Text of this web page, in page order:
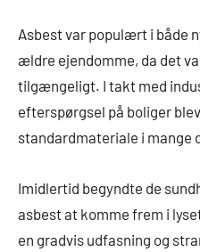
Asbest var populært i både
ældre ejendomme, da det
tilgængeligt. I takt med
efterspørgsel på boliger
standardmateriale i mange
Imidlertid begyndte de
asbest at komme frem i
en gradvis udfasning og